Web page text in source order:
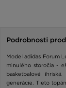
Podrobnosti
Model adidas Forum
minulého storočia -
basketbalové
generácie. Tieto